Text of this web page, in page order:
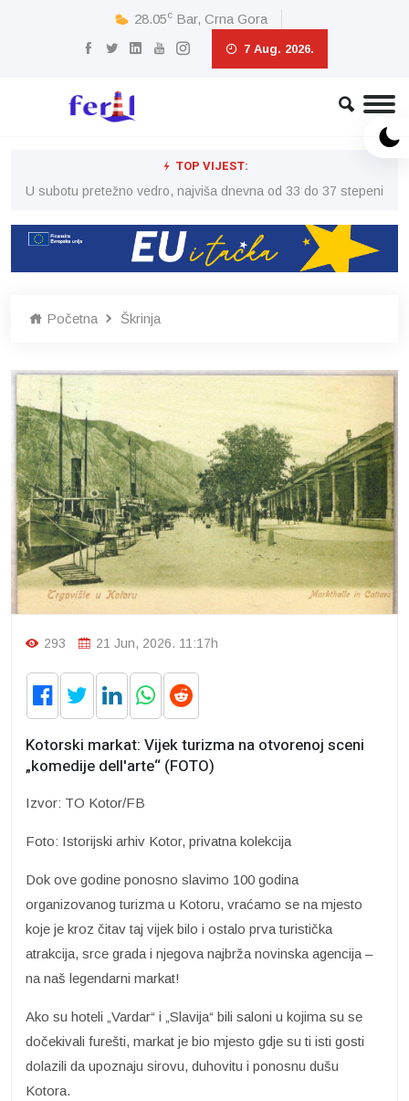
28.05c Bar, Crna Gora
7 Aug. 2026.
TOP VIJEST:
U subotu pretežno vedro, najviša dnevna od 33 do 37 stepeni
Početna Škrinja
293 21 Jun, 2026. 11:17h
Kotorski markat: Vijek turizma na otvorenoj sceni
„komedije dell'arte“ (FOTO)
Izvor: TO Kotor/FB
Foto: Istorijski arhiv Kotor, privatna kolekcija
Dok ove godine ponosno slavimo 100 godina
organizovanog turizma u Kotoru, vraćamo se na mjesto
koje je kroz čitav taj vijek bilo i ostalo prva turistička
atrakcija, srce grada i njegova najbrža novinska agencija –
na naš legendarni markat!
Ako su hoteli „Vardar“ i „Slavija“ bili saloni u kojima su se
dočekivali furešti, markat je bio mjesto gdje su ti isti gosti
dolazili da upoznaju sirovu, duhovitu i ponosnu dušu
Kotora.